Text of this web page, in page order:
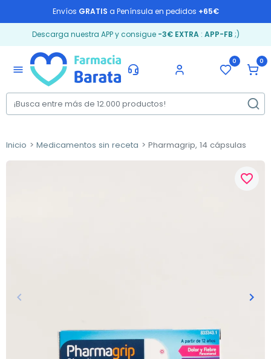
Envíos GRATIS a Península en pedidos +65€
Descarga nuestra APP y consigue -3€ EXTRA: APP-FB ;)
menu
0 0
Inicio Medicamentos sin receta Pharmagrip, 14 cápsulas
Anterior
keyboard_arrow_left keyboard_arrow_right
favorite_border